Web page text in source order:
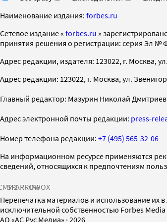
Наименование издания: forbes.ru
Cетевое издание « forbes.ru »
принятия решения о регистрации: серия Эл №
Адрес редакции, издателя: 123022, г. Москва,
Адрес редакции: 123022, г. Москва, ул.
Главный редактор: Мазурин Николай
Адрес электронной почты редакции: press-
Номер телефона редакции: +7 (495) 565-32-06
На информационном ресурсе применяются
сведений, относящихся к предпочтениям
SPARROWINFOX
Перепечатка материалов и использование
исключительной собственностью Forbes
AO «АС Рус Медиа» · 2026